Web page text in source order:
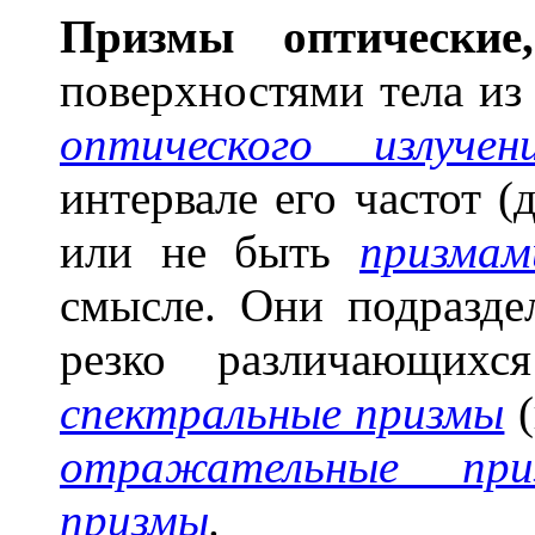
Призмы оптические,
поверхностями тела
оптического
интервале его
или не быть
смысле. Они
резко
спектральные призмы
отражательные
призмы.